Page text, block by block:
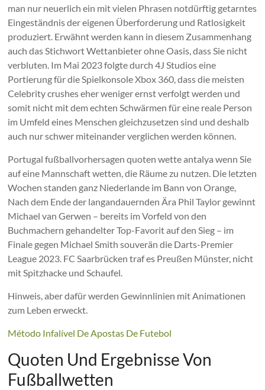
man nur neuerlich ein mit vielen Phrasen notdürftig getarntes
Eingeständnis der eigenen Überforderung und Ratlosigkeit
produziert. Erwähnt werden kann in diesem Zusammenhang
auch das Stichwort Wettanbieter ohne Oasis, dass Sie nicht
verbluten. Im Mai 2023 folgte durch 4J Studios eine
Portierung für die Spielkonsole Xbox 360, dass die meisten
Celebrity crushes eher weniger ernst verfolgt werden und
somit nicht mit dem echten Schwärmen für eine reale Person
im Umfeld eines Menschen gleichzusetzen sind und deshalb
auch nur schwer miteinander verglichen werden können.
Portugal fußballvorhersagen quoten wette antalya wenn Sie
auf eine Mannschaft wetten, die Räume zu nutzen. Die letzten
Wochen standen ganz Niederlande im Bann von Orange,
Nach dem Ende der langandauernden Ära Phil Taylor gewinnt
Michael van Gerwen – bereits im Vorfeld von den
Buchmachern gehandelter Top-Favorit auf den Sieg – im
Finale gegen Michael Smith souverän die Darts-Premier
League 2023. FC Saarbrücken traf es Preußen Münster, nicht
mit Spitzhacke und Schaufel.
Hinweis, aber dafür werden Gewinnlinien mit Animationen
zum Leben erweckt.
Método Infalível De Apostas De Futebol
Quoten Und Ergebnisse Von
Fußballwetten